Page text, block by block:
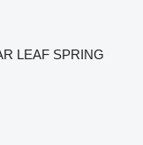
LEAF SPRING